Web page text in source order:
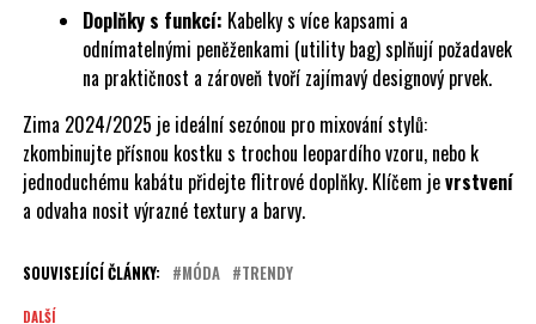
Doplňky s funkcí: Kabelky s více kapsami a
odnímatelnými peněženkami (utility bag) splňují požadavek
na praktičnost a zároveň tvoří zajímavý designový prvek.
Zima 2024/2025 je ideální sezónou pro mixování stylů:
zkombinujte přísnou kostku s trochou leopardího vzoru, nebo k
jednoduchému kabátu přidejte flitrové doplňky. Klíčem jevrstvení
a odvaha nosit výrazné textury a barvy.
SOUVISEJÍCÍ ČLÁNKY: MÓDA TRENDY
DALŠÍ